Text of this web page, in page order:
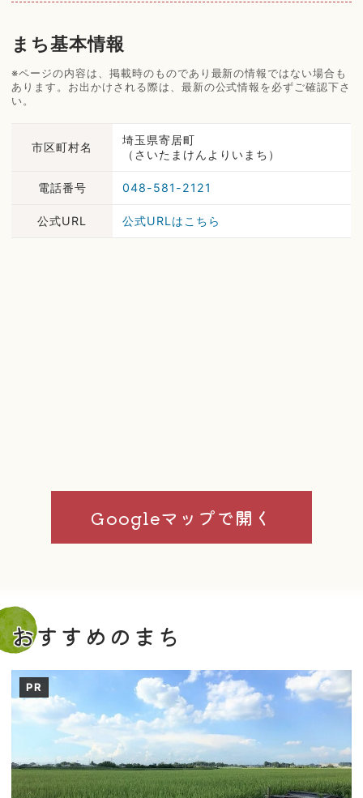
まち基本情報
※ページの内容は、掲載時のものであり最新の情報ではない場合も
あります。お出かけされる際は、最新の公式情報を必ずご確認下さ
い。
市区町村名
埼玉県寄居町
（さいたまけんよりいまち）
電話番号 048-581-2121
公式URL 公式URLはこちら
Googleマップで開く
おすすめのまち
PR